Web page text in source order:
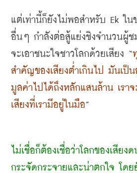
แต่เท่านี้ก็ยังไม่พอสำหรับ Ek
ใ
อื่นๆ กำลังต่อสู้แย่งชิงจำนวนผู้ช
จะเอาชนะใจชาวโลกด้วยเสียง “
สำคัญของเสียงต่ำเกินไป มันเป็
มูลค่าไปได้ถึงหลักแสนล้าน เรา
เสียงที่เรามีอยู่ในมือ”
ไม่เชื่อก็ต้องเชื่อว่าโลกของเสียง
กระจัดกระจายและน่าตกใจ โดย